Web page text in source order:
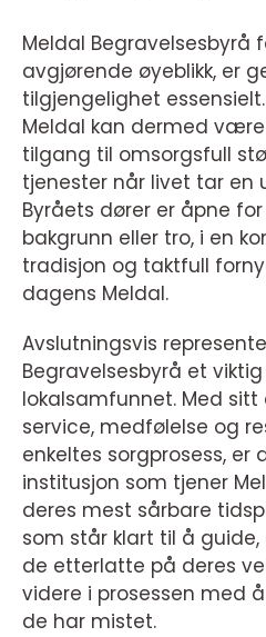
Meldal Begravelsesbyrå
avgjørende øyeblikk, er
tilgjengelighet
Meldal kan dermed
tilgang til omsorgsfull
tjenester når livet tar en
Byråets dører er åpne
bakgrunn eller tro, i en
tradisjon og taktfull
dagens Meldal.
Avslutningsvis
Begravelsesbyrå et
lokalsamfunnet. Med
service, medfølelse og
enkeltes sorgprosess, er
institusjon som tjener
deres mest sårbare
som står klart til å
de etterlatte på deres
videre i prosessen med
de har mistet.